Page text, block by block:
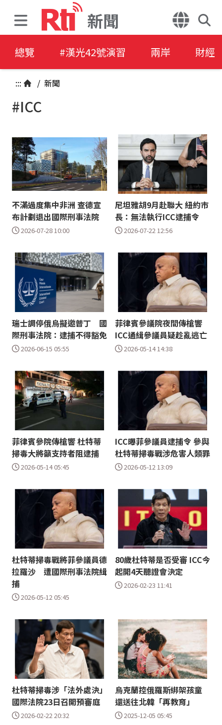
新聞
總覽 #漢光42號演習 兩岸 財經
::: / 新聞
#ICC
不滿過度集中非洲 查德宣
布計劃退出國際刑事法院
2026-07-28 10:00
尼坦雅胡9月赴聯大 紐約市
長：無法執行ICC逮捕令
2026-07-22 12:56
瑞士調停俄烏擬邀普丁 國
際刑事法院：逮捕不得豁免
2026-06-15 05:55
菲律賓參議院夜間傳槍響
ICC通緝參議員疑趁亂逃亡
2026-05-14 14:38
菲律賓參院傳槍響 杜特蒂
掃毒大將籲支持者阻逮捕
2026-05-14 05:45
ICC曝菲參議員逮捕令 參與
杜特蒂掃毒戰涉危害人類罪
2026-05-12 13:09
杜特蒂掃毒戰將菲參議員德
拉羅沙 遭國際刑事法院緝
捕
2026-05-12 05:45
80歲杜特蒂是否受審 ICC今
起開4天聽證會決定
2026-02-23 11:41
杜特蒂掃毒涉「法外處決」
國際法院23日召開預審庭
2026-02-22 20:32
烏克蘭控俄羅斯綁架孩童
還送往北韓「再教育」
2025-12-05 05:45